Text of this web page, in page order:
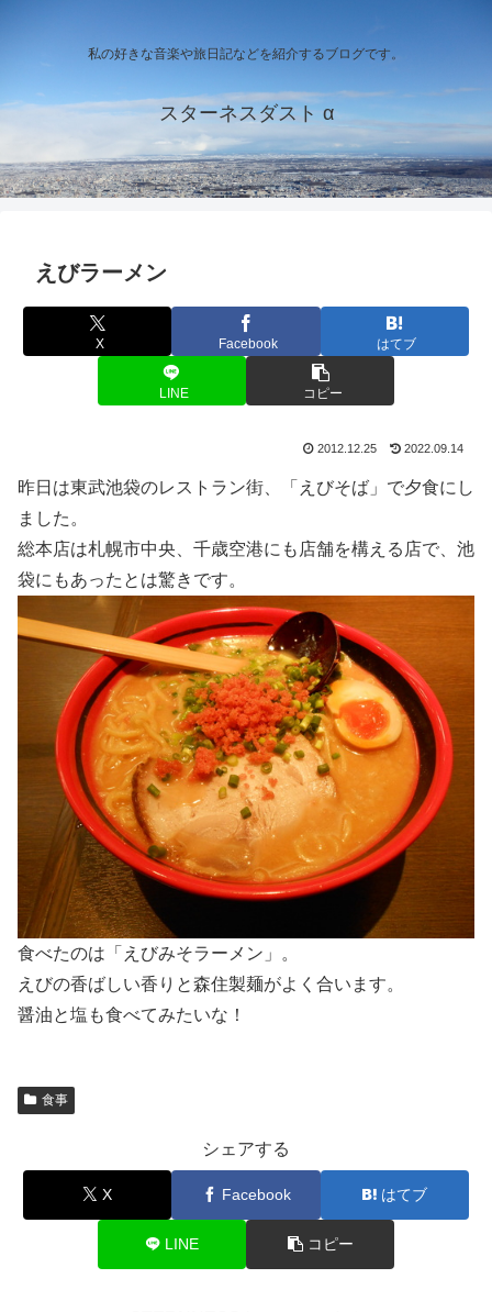
私の好きな音楽や旅日記などを紹介するブログです。
スターネスダスト α
えびラーメン
X Facebook はてブ
LINE コピー
2012.12.25 2022.09.14
昨日は東武池袋のレストラン街、「えびそば」で夕食にし
ました。
総本店は札幌市中央、千歳空港にも店舗を構える店で、池
袋にもあったとは驚きです。
食べたのは「えびみそラーメン」。
えびの香ばしい香りと森住製麺がよく合います。
醤油と塩も食べてみたいな！
食事
シェアする
X Facebook はてブ
LINE コピー